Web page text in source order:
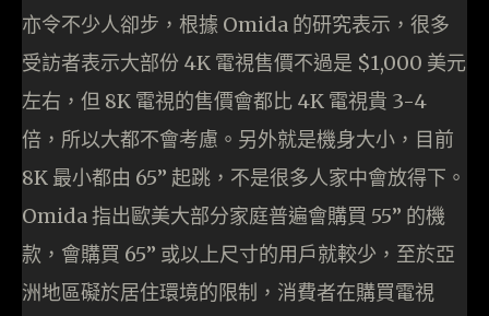
亦令不少人卻步，根據 Omida 的研究表示，很多
受訪者表示大部份 4K 電視售價不過是 $1,000 美元
左右，但 8K 電視的售價會都比 4K 電視貴 3-4
倍，所以大都不會考慮。另外就是機身大小，目前
8K 最小都由 65” 起跳，不是很多人家中會放得下。
Omida 指出歐美大部分家庭普遍會購買 55” 的機
款，會購買 65” 或以上尺寸的用戶就較少，至於亞
洲地區礙於居住環境的限制，消費者在購買電視